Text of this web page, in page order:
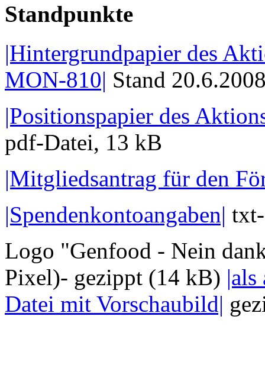
Standpunkte
|Hintergrundpapier des
MON-810| Stand
|Positionspapier des
pdf-Datei, 13 kB
|Mitgliedsantrag für den
|Spendenkontoangaben|
Logo "Genfood - Nein
Pixel)- gezippt (14 kB)
Datei mit Vorschaubild|